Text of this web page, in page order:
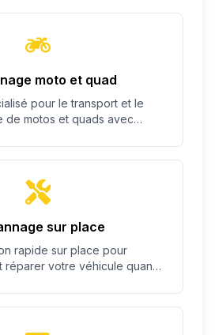
moto et quad
pour le transport et le
de motos et quads avec
sur place
rapide sur place pour
réparer votre véhicule quand